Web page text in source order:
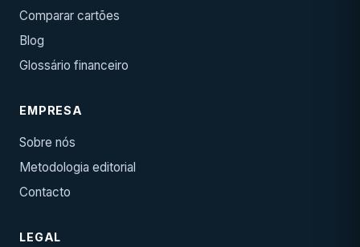
Comparar cartões
Blog
Glossário financeiro
EMPRESA
Sobre nós
Metodologia editorial
Contacto
LEGAL